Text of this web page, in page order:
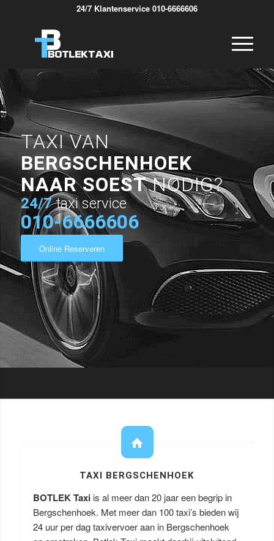
24/7 Klantenservice 010-6666606
TAXI VAN
BERGSCHENHOEK
NAAR SOESTNODIG?
24/7 taxi service
010-6666606
Online Reserveren
TAXI BERGSCHENHOEK
BOTLEK Taxi is al meer dan 20 jaar een begrip in
Bergschenhoek. Met meer dan 100 taxi’s bieden wij
24 uur per dag taxivervoer aan in Bergschenhoek